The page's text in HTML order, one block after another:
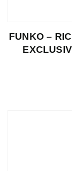
FUNKO –